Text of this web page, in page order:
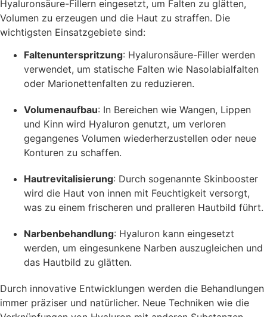
Hyaluronsäure-Fillern eingesetzt, um Falten zu glätten,
Volumen zu erzeugen und die Haut zu straffen. Die
wichtigsten Einsatzgebiete sind:
Faltenunterspritzung: Hyaluronsäure-Filler werden
verwendet, um statische Falten wie Nasolabialfalten
oder Marionettenfalten zu reduzieren.
Volumenaufbau: In Bereichen wie Wangen, Lippen
und Kinn wird Hyaluron genutzt, um verloren
gegangenes Volumen wiederherzustellen oder neue
Konturen zu schaffen.
Hautrevitalisierung: Durch sogenannte Skinbooster
wird die Haut von innen mit Feuchtigkeit versorgt,
was zu einem frischeren und pralleren Hautbild führt.
Narbenbehandlung: Hyaluron kann eingesetzt
werden, um eingesunkene Narben auszugleichen und
das Hautbild zu glätten.
Durch innovative Entwicklungen werden die Behandlungen
immer präziser und natürlicher. Neue Techniken wie die